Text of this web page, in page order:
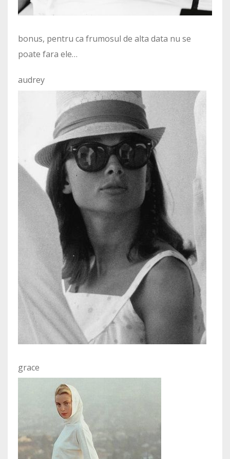
bonus, pentru ca frumosul de alta data nu se
poate fara ele…
audrey
grace